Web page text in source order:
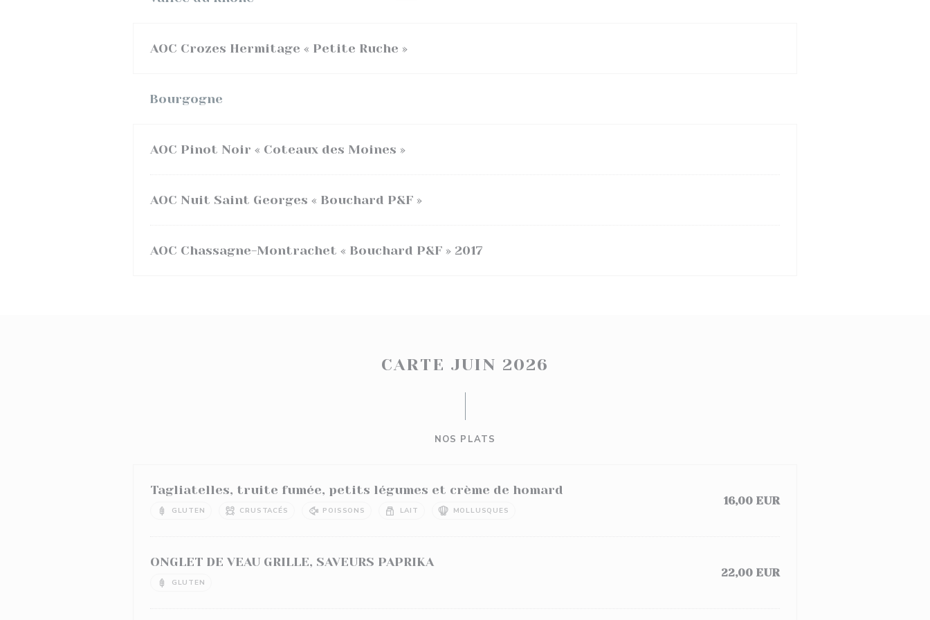
AOC Crozes Hermitage « Petite Ruche »
Bourgogne
AOC Pinot Noir « Coteaux des Moines »
AOC Nuit Saint Georges « Bouchard P&F »
AOC Chassagne-Montrachet « Bouchard P&F » 2017
CARTE JUIN 2026
NOS PLATS
Tagliatelles, truite fumée, petits légumes et crème de homard
GLUTEN CRUSTACÉS POISSONS LAIT MOLLUSQUES
16,00 EUR
ONGLET DE VEAU GRILLE, SAVEURS PAPRIKA
GLUTEN
22,00 EUR